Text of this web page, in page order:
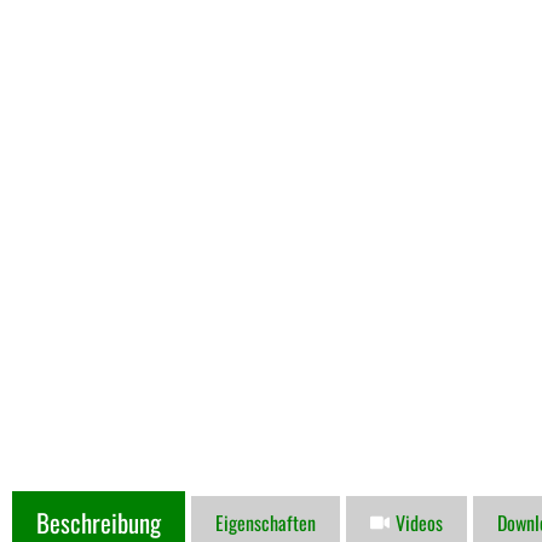
Beschreibung Eigenschaften Videos